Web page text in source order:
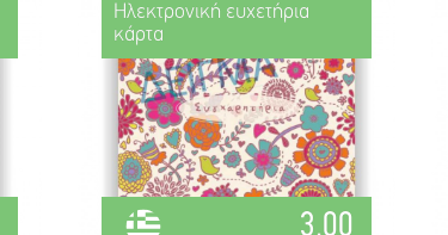
Ηλεκτρονική ευχετήρια
κάρτα
3.00